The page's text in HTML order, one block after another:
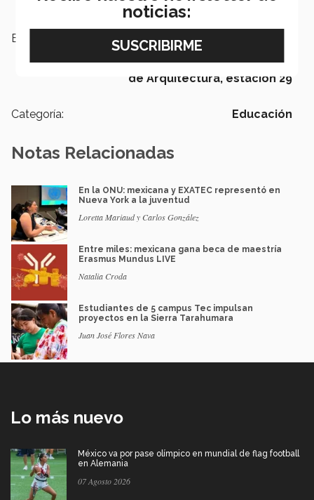
Etiquetas: Campus Sonora Norte,
Arquitectura, Arte y Diseño,
Arquitectura, XV Bienal Nacional
de Arquitectura, estación 29
Categoría: Educación
Notas Relacionadas
En la ONU: mexicana y EXATEC representó en
Nueva York a la juventud
Loretta Mariaud y Carlos González
Entre miles: mexicana gana beca de maestría
Erasmus Mundus LIVE
Natalia Croda
Estudiantes de 5 campus Tec impulsan
proyectos en la Sierra Tarahumara
Juan José Flores Nava
Lo más nuevo
México va por pase olímpico en mundial de flag football
en Alemania
07 Agosto 2026
noticias: